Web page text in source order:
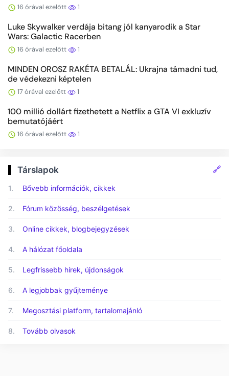
16 órával ezelőtt 1
Luke Skywalker verdája bitang jól kanyarodik a Star
Wars: Galactic Racerben
16 órával ezelőtt 1
MINDEN OROSZ RAKÉTA BETALÁL: Ukrajna támadni tud,
de védekezni képtelen
17 órával ezelőtt 1
100 millió dollárt fizethetett a Netflix a GTA VI exkluzív
bemutatójáért
16 órával ezelőtt 1
Társlapok 🔗
1. Bővebb információk, cikkek
2. Fórum közösség, beszélgetések
3. Online cikkek, blogbejegyzések
4. A hálózat főoldala
5. Legfrissebb hírek, újdonságok
6. A legjobbak gyűjteménye
7. Megosztási platform, tartalomajánló
8. Tovább olvasok